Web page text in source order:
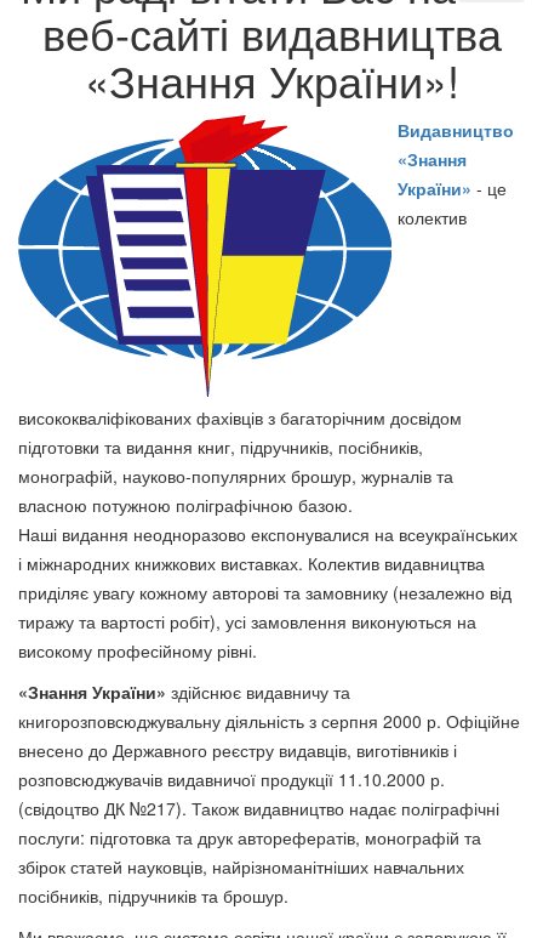
веб-сайті видавництва
«Знання України»!
Видавництво
«Знання
України» - це
колектив
висококваліфікованих фахівців з багаторічним досвідом
підготовки та видання книг, підручників, посібників,
монографій, науково-популярних брошур, журналів та
власною потужною поліграфічною базою.
Наші видання неодноразово експонувалися на всеукраїнських
і міжнародних книжкових виставках. Колектив видавництва
приділяє увагу кожному авторові та замовнику (незалежно від
тиражу та вартості робіт), усі замовлення виконуються на
високому професійному рівні.
«Знання України» здійснює видавничу та
книгорозповсюджувальну діяльність з серпня 2000 р. Офіційне
внесено до Державного реєстру видавців, виготівників і
розповсюджувачів видавничої продукції 11.10.2000 р.
(свідоцтво ДК №217). Також видавництво надає поліграфічні
послуги: підготовка та друк авторефератів, монографій та
збірок статей науковців, найрізноманітніших навчальних
посібників, підручників та брошур.